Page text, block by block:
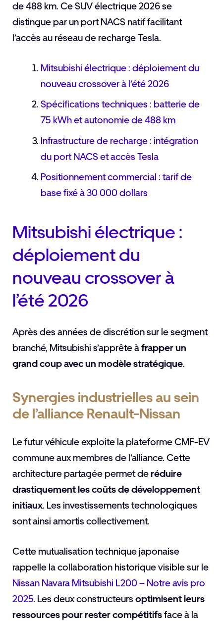
de 488 km. Ce SUV électrique 2026 se
distingue par un port NACS natif facilitant
l’accès au réseau de recharge Tesla.
Mitsubishi électrique : déploiement du
nouveau crossover à l’été 2026
Spécifications techniques : batterie de
75 kWh et autonomie de 488 km
Infrastructure de recharge : intégration
du port NACS et accès Tesla
Positionnement commercial : tarif de
base fixé à 30 000 dollars
Mitsubishi électrique :
déploiement du
nouveau crossover à
l’été 2026
Après des années de discrétion sur le segment
branché, Mitsubishi s’apprête àfrapper un
grand coup avec un modèle stratégique.
Synergies industrielles au sein
de l’alliance Renault-Nissan
Le futur véhicule exploite la plateforme CMF-EV
commune aux membres de l’alliance. Cette
architecture partagée permet deréduire
drastiquement les coûts de développement
initiaux. Les investissements technologiques
sont ainsi amortis collectivement.
Cette mutualisation technique japonaise
rappelle la collaboration historique visible sur le
Nissan Navara Mitsubishi L200 – Notre avis pro
2025. Les deux constructeurs optimisent leurs
ressources pour rester compétitifsface à la